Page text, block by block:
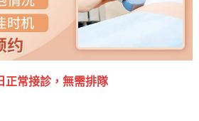
正常接診，無需排隊